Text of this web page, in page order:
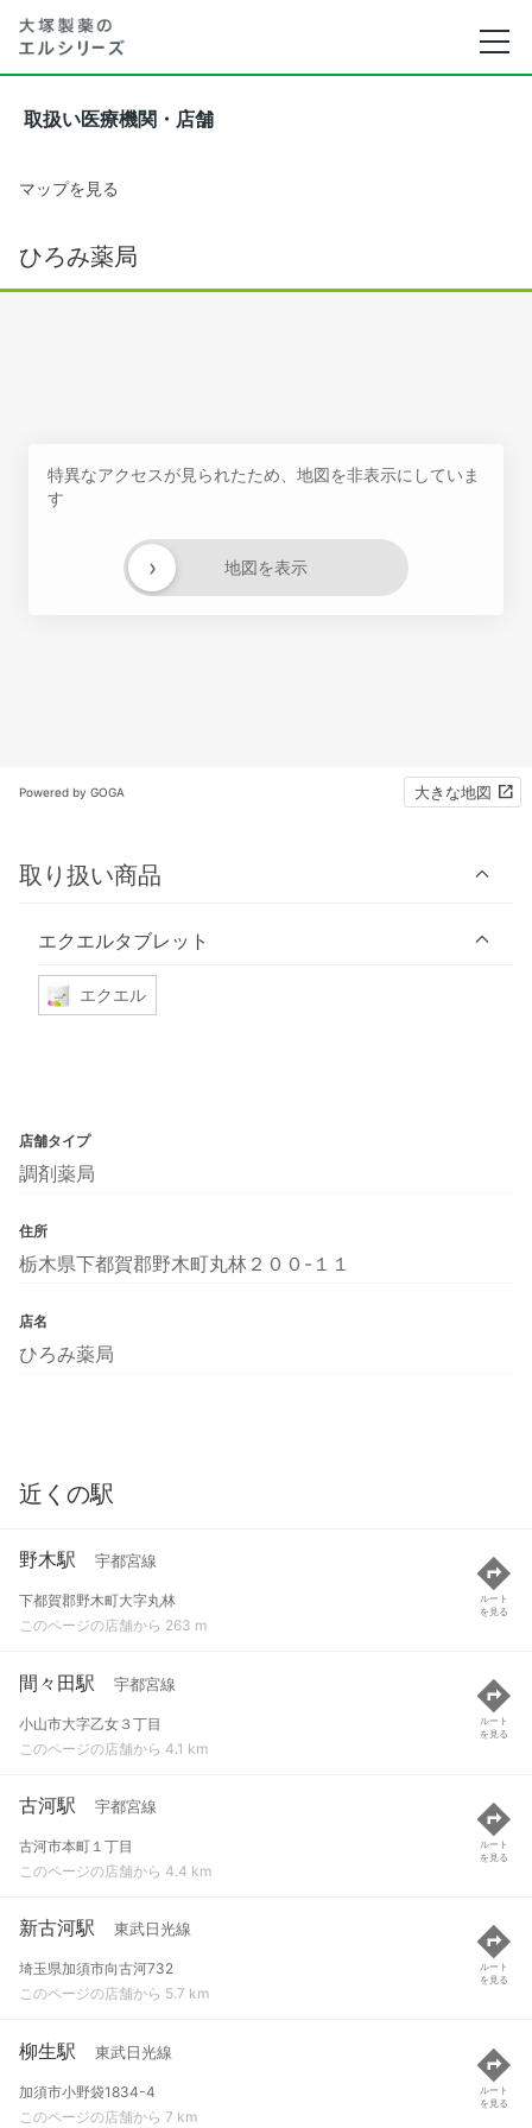
取扱い医療機関・店舗
マップを見る
ひろみ薬局
特異なアクセスが見られたため、地図を非表示にしていま
す
地図を表示
›
Powered by GOGA 大きな地図
取り扱い商品
エクエルタブレット
エクエル
店舗タイプ
調剤薬局
住所
栃木県下都賀郡野木町丸林２００-１１
店名
ひろみ薬局
近くの駅
野木駅 宇都宮線
下都賀郡野木町大字丸林
このページの店舗から 263 m
ルート
を見る
間々田駅 宇都宮線
小山市大字乙女３丁目
このページの店舗から 4.1 km
ルート
を見る
古河駅 宇都宮線
古河市本町１丁目
このページの店舗から 4.4 km
ルート
を見る
新古河駅 東武日光線
埼玉県加須市向古河732
このページの店舗から 5.7 km
ルート
を見る
柳生駅 東武日光線
加須市小野袋1834-4
このページの店舗から 7 km
ルート
を見る